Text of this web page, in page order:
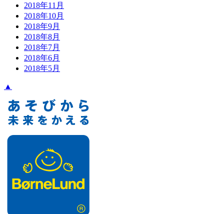
2018年11月
2018年10月
2018年9月
2018年8月
2018年7月
2018年6月
2018年5月
▲